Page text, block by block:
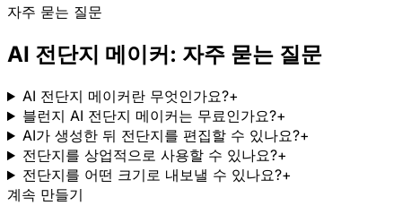
자주 묻는 질문
AI 전단지 메이커: 자주 묻는 질문
AI 전단지 메이커란 무엇인가요?+
블런지 AI 전단지 메이커는 무료인가요?+
AI가 생성한 뒤 전단지를 편집할 수 있나요?+
전단지를 상업적으로 사용할 수 있나요?+
전단지를 어떤 크기로 내보낼 수 있나요?+
계속 만들기